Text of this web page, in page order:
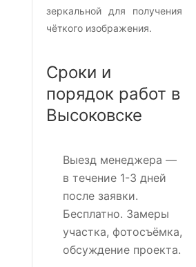
зеркальной для получения
чёткого изображения.
Сроки и
порядок работ в
Высоковске
Выезд менеджера —
в течение 1-3 дней
после заявки.
Бесплатно. Замеры
участка, фотосъёмка,
обсуждение проекта.